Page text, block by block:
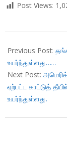
Post Views:
10-
13
Previous Post:
உயர்ந்துள்ளது……
Next Post:
ஏற்பட்ட காட்டுத்
உயர்ந்துள்ளது.